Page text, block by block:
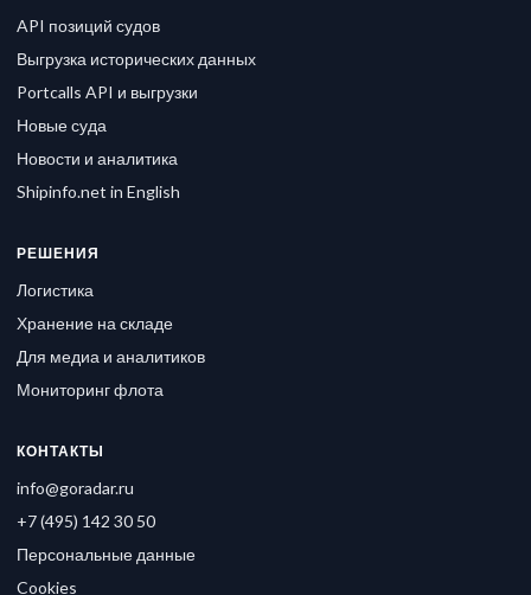
API позиций судов
Выгрузка исторических данных
Portcalls API и выгрузки
Новые суда
Новости и аналитика
Shipinfo.net in English
РЕШЕНИЯ
Логистика
Хранение на складе
Для медиа и аналитиков
Мониторинг флота
КОНТАКТЫ
info@goradar.ru
+7 (495) 142 30 50
Персональные данные
Cookies